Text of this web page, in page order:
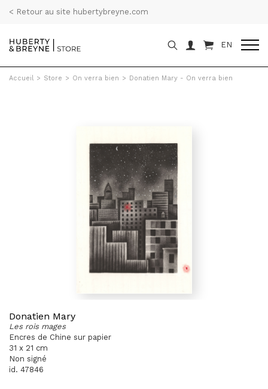
< Retour au site hubertybreyne.com
EN
Accueil > Store > On verra bien > Donatien Mary - On verra bien
Donatien Mary
Les rois mages
Encres de Chine sur papier
31 x 21 cm
Non signé
id. 47846